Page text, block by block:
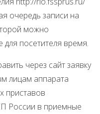
очередь записи на
можно
для посетителя время.
через сайт заявку
лицам аппарата
приставов
России в приемные